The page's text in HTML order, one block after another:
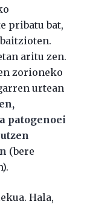
pribatu bat,
aritu zen.
zorioneko
urtean
patogenoei
(bere
Hala,